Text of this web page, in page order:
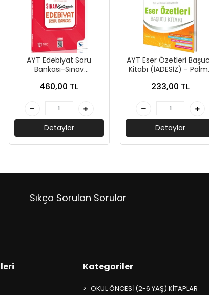
AYT Edebiyat Soru
Bankası-Sınav
Yayınları
460,00 TL
Detaylar
AYT Eser Özetleri
Kitabı (İADESİZ) -
233,00 TL
Detaylar
Sıkça Sorulan Sorular
Kategoriler
OKUL ÖNCESİ (2-6 YAŞ) KİTAPLAR